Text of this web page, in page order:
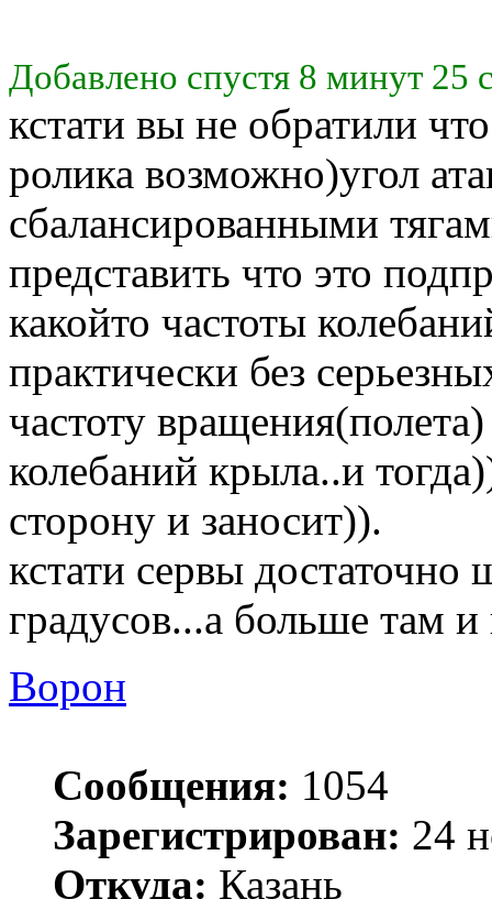
Добавлено спустя 8 минут 25
кстати вы не обратили
ролика возможно)угол
сбалансированными
представить что это
какойто частоты
практически без
частоту
колебаний крыла..и
сторону и заносит)).
кстати сервы достаточно
градусов...а больше там
Ворон
Сообщения: 1054
Зарегистрирован: 24
Откуда: Казань